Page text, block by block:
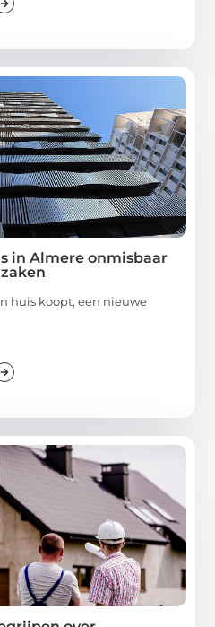
in Almere onmisbaar
huis koopt, een nieuwe